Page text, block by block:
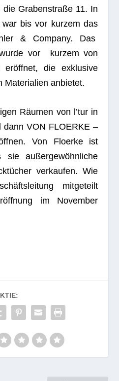
Gra­ben­straße 11. In
bis vor kur­zem das
& Com­pany. Das
vor kur­zem von
die exklu­sive
Mate­ria­lien anbietet.
Räu­men von l’tur in
dann VON FLOERKE –
Von Floerke ist
außer­ge­wöhn­li­che
ver­kau­fen. Wie
mit­ge­teilt
im Novem­ber